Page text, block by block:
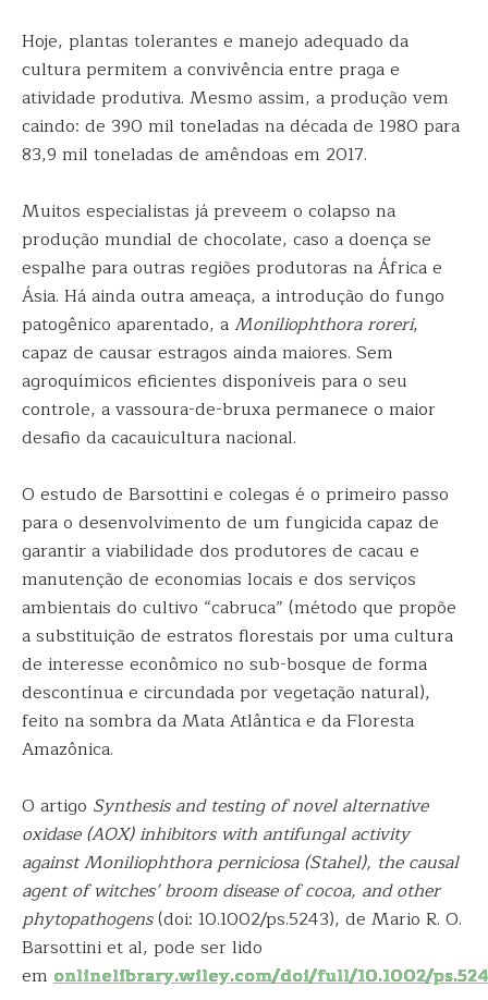
Hoje, plantas tolerantes e manejo adequado da
cultura permitem a convivência entre praga e
atividade produtiva. Mesmo assim, a produção vem
caindo: de 390 mil toneladas na década de 1980 para
83,9 mil toneladas de amêndoas em 2017.
Muitos especialistas já preveem o colapso na
produção mundial de chocolate, caso a doença se
espalhe para outras regiões produtoras na África e
Ásia. Há ainda outra ameaça, a introdução do fungo
patogênico aparentado, aMoniliophthora roreri,
capaz de causar estragos ainda maiores. Sem
agroquímicos eficientes disponíveis para o seu
controle, a vassoura-de-bruxa permanece o maior
desafio da cacauicultura nacional.
O estudo de Barsottini e colegas é o primeiro passo
para o desenvolvimento de um fungicida capaz de
garantir a viabilidade dos produtores de cacau e
manutenção de economias locais e dos serviços
ambientais do cultivo “cabruca” (método que propõe
a substituição de estratos florestais por uma cultura
de interesse econômico no sub-bosque de forma
descontínua e circundada por vegetação natural),
feito na sombra da Mata Atlântica e da Floresta
Amazônica.
O artigo Synthesis and testing of novel alternative
oxidase (AOX) inhibitors with antifungal activity
against Moniliophthora perniciosa (Stahel), the causal
agent of witches’ broom disease of cocoa, and other
phytopathogens(doi: 10.1002/ps.5243), de Mario R. O.
Barsottini et al, pode ser lido
em onlinelibrary.wiley.com/doi/full/10.1002/